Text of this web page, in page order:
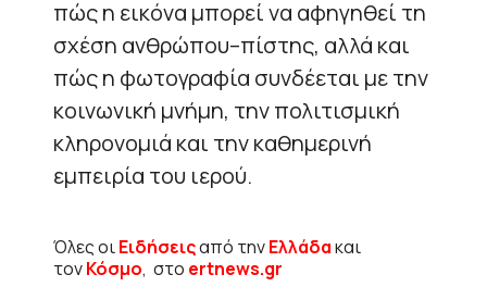
πώς η εικόνα μπορεί να αφηγηθεί τη
σχέση ανθρώπου–πίστης, αλλά και
πώς η φωτογραφία συνδέεται με την
κοινωνική μνήμη, την πολιτισμική
κληρονομιά και την καθημερινή
εμπειρία του ιερού.
Όλες οιΕιδήσειςαπό τηνΕλλάδακαι
τονΚόσμο, στο ertnews.gr